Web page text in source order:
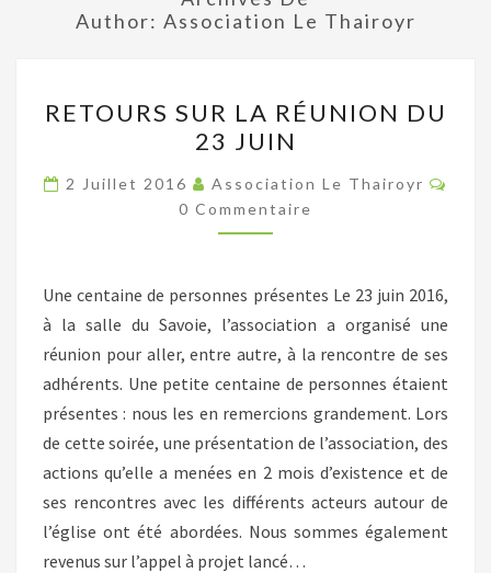
Author: Association Le Thairoyr
SUR
LA
RÉUNION
DU
23
RETOURS SUR LA RÉUNION DU
23 JUIN
2 Juillet 2016 Association Le Thairoyr
0 Commentaire
Une centaine de personnes présentes Le 23 juin 2016,
à la salle du Savoie, l’association a organisé une
réunion pour aller, entre autre, à la rencontre de ses
adhérents. Une petite centaine de personnes étaient
présentes : nous les en remercions grandement. Lors
de cette soirée, une présentation de l’association, des
actions qu’elle a menées en 2 mois d’existence et de
ses rencontres avec les différents acteurs autour de
l’église ont été abordées. Nous sommes également
revenus sur l’appel à projet lancé…